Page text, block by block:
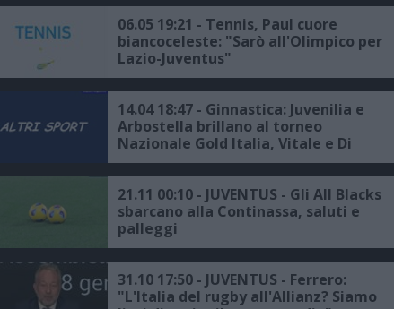
06.05 19:21 - Tennis, Paul cuore
biancoceleste: "Sarò all'Olimpico per
Lazio-Juventus"
14.04 18:47 - Ginnastica: Juvenilia e
Arbostella brillano al torneo
Nazionale Gold Italia, Vitale e Di
Giorgio sul podio
21.11 00:10 - JUVENTUS - Gli All Blacks
sbarcano alla Continassa, saluti e
palleggi
31.10 17:50 - JUVENTUS - Ferrero:
"L'Italia del rugby all'Allianz? Siamo